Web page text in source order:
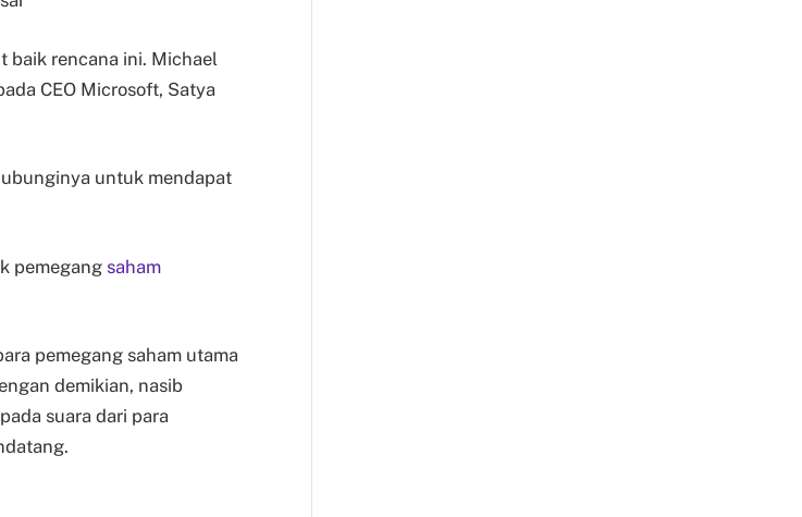
baik rencana ini. Michael
CEO Microsoft, Satya
untuk mendapat
pemegang saham
pemegang saham utama
demikian, nasib
suara dari para